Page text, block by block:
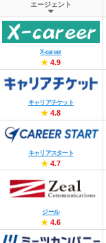
エージェント
X-career
★ 4.9
キャリアチケット
★ 4.8
キャリアスタート
★ 4.7
ジール
★ 4.6